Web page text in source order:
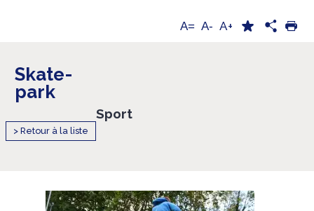
A= A- A+
Skate-
park
Sport
> Retour à la liste